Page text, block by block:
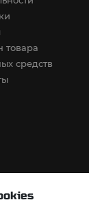
товара
средств